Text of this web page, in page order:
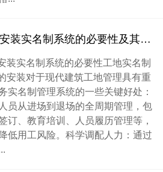
工地安装实名制系统的必要性及其一般价格组成
装实名制系统的必要性工地实名制
安装对于现代建筑工地管理具有重
实名制管理系统的一些关键好处：
员从进场到退场的全周期管理，包
订、教育培训、人员履历管理等，
低用工风险。科学调配人力：通过